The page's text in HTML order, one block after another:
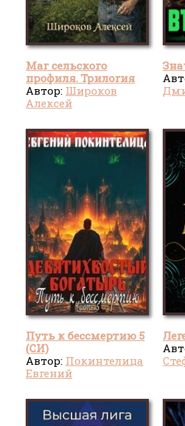
Маг сельского
профиля. Трилогия
(СИ)
Автор: Широков
Алексей
Путь к бессмертию 5
(СИ)
Автор: Покинтелица
Евгений